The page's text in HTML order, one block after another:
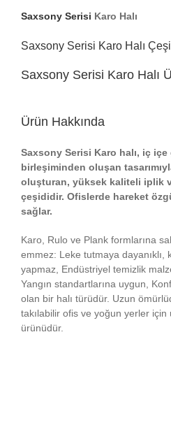
Saxsony Serisi Karo Halı
Saxsony Serisi Karo Halı
Saxsony Serisi Karo Halı
Ürün Hakkında
Saxsony Serisi Karo halı, iç içe
birleşiminden oluşan
oluşturan, yüksek kaliteli iplik
çeşididir. Ofislerde hareket
sağlar.
Karo, Rulo ve Plank formlarına
emmez: Leke tutmaya dayanıklı,
yapmaz, Endüstriyel temizlik
Yangın standartlarına uygun,
olan bir halı türüdür. Uzun
takılabilir ofis ve yoğun yerler
ürünüdür.